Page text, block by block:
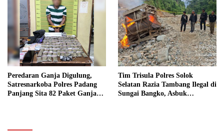
Peredaran Ganja Digulung,
Satresnarkoba Polres Padang
Panjang Sita 82 Paket Ganja
Tim Trisula Polres Solok
Selatan Razia Tambang Ilegal di
Sungai Bangko, Asbuk